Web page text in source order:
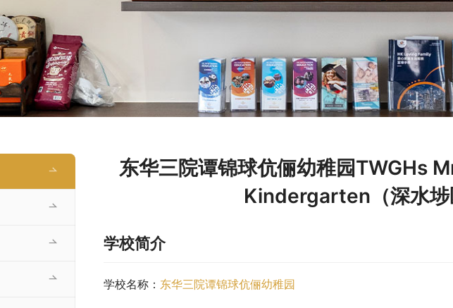
东华三院谭锦球伉俪幼稚园TWGHs
Kindergarten（深水埗
学校简介
学校名称： 东华三院谭锦球伉俪幼稚园